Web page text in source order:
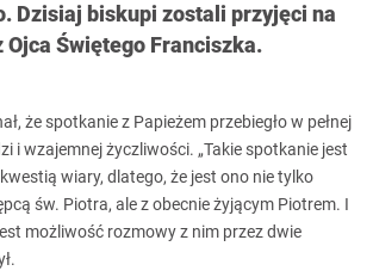
Dzisiaj biskupi zostali przyjęci na
Świętego Franciszka.
że spotkanie z Papieżem przebiegło w pełnej
i wzajemnej życzliwości. „Takie spotkanie jest
wiary, dlatego, że jest ono nie tylko
św. Piotra, ale z obecnie żyjącym Piotrem. I
możliwość rozmowy z nim przez dwie